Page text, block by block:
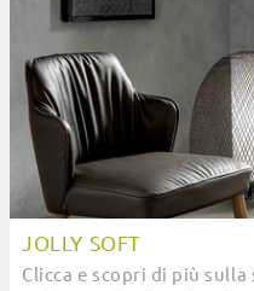
JOLLY SOFT
Clicca e scopri di più